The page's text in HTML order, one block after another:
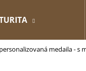
medaila - s